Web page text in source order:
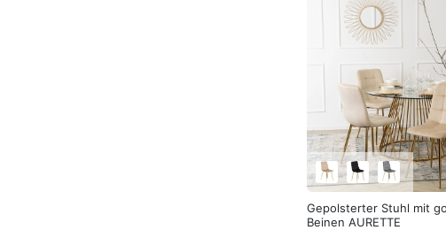
Gepolsterter Stuhl mit
Beinen AURETTE